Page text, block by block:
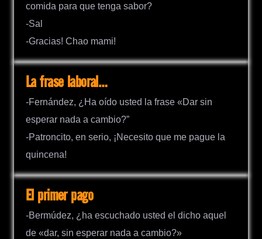
comida para que tenga sabor?
-Sal
-Gracias! Chao mami!
La frase laboral…
-Fernández, ¿Ha oído usted la frase «Dar sin
esperar nada a cambio?”
-Patroncito, en serio, ¡Necesito que me pague la
quincena!
El primer pago
-Bermúdez, ¿ha escuchado usted el dicho aquel
de «dar, sin esperar nada a cambio?»